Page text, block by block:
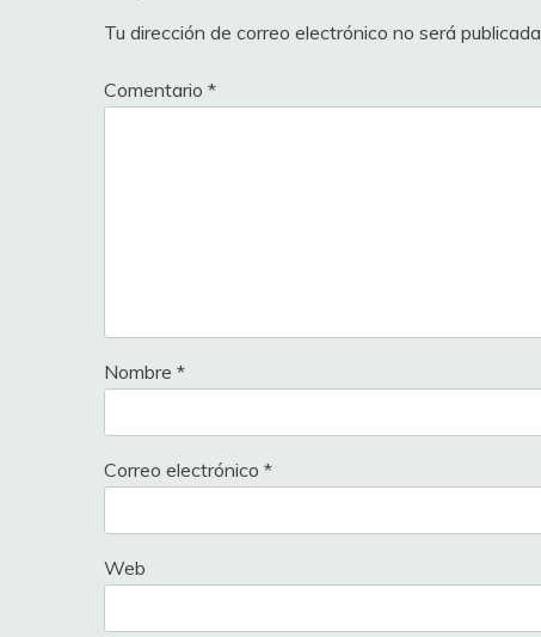
Tu dirección de correo electrónico no será publicada.
Comentario *
Nombre *
Correo electrónico *
Web